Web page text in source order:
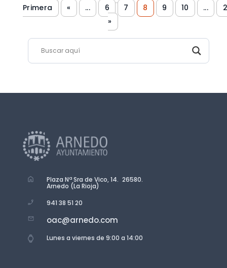
Primera
« ... 6 7 8 9 10 ...
»
Plaza Nª Sra de Vico, 14. 26580.
Arnedo (La Rioja)
941 38 51 20
oac@arnedo.com
Lunes a viernes de 9:00 a 14:00